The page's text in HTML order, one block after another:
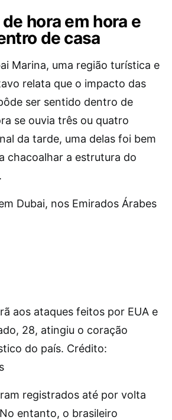
hora em hora e
de casa
Marina, uma região turística e
relata que o impacto das
ser sentido dentro de
se ouvia três ou quatro
da tarde, uma delas foi bem
chacoalhar a estrutura do
Dubai, nos Emirados Árabes
aos ataques feitos por EUA e
28, atingiu o coração
do país. Crédito:
registrados até por volta
entanto, o brasileiro